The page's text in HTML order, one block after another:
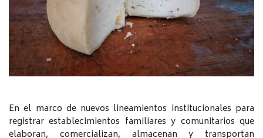
En el marco de nuevos lineamientos institucionales para
registrar establecimientos familiares y comunitarios que
elaboran, comercializan, almacenan y transportan